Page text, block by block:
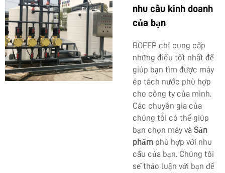
nhu cầu kinh doanh
của bạn
BOEEP chỉ cung cấp
những điều tốt nhất để
giúp bạn tìm được máy
ép tách nước phù hợp
cho công ty của mình.
Các chuyên gia của
chúng tôi có thể giúp
bạn chọn máy và Sản
phẩm phù hợp với nhu
cầu của bạn. Chúng tôi
sẽ thảo luận với bạn để